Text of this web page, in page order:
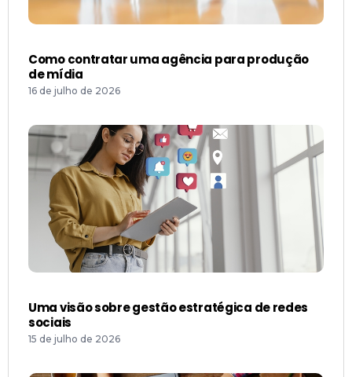
Como contratar uma agência para produção
de mídia
16 de julho de 2026
Uma visão sobre gestão estratégica de redes
sociais
15 de julho de 2026